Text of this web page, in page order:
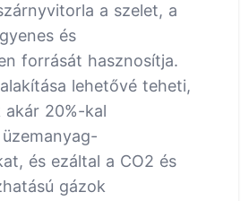
a szelet, a
és
forrását hasznosítja.
lehetővé teheti,
20%-kal
és ezáltal a CO2 és
gázok